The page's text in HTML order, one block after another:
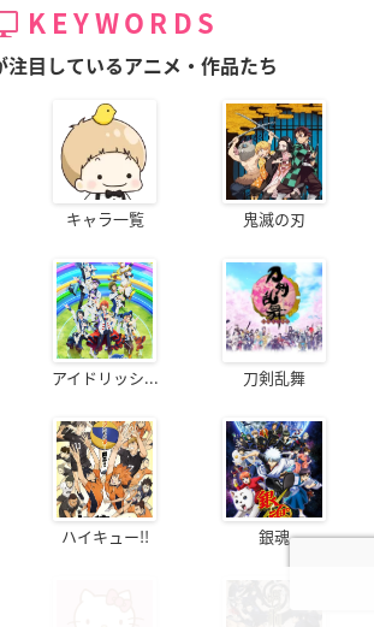
KEYWORDS
注目しているアニメ・作品たち
キャラ一覧 鬼滅の刃
アイドリッシ... 刀剣乱舞
ハイキュー!! 銀魂